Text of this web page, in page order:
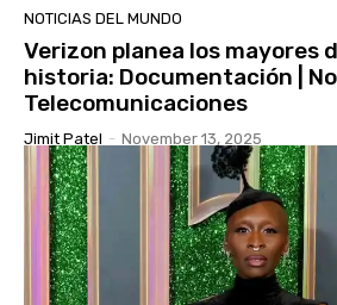
NOTICIAS DEL MUNDO
Verizon planea los mayores
historia: Documentación |
Telecomunicaciones
Jimit Patel - November 13, 2025